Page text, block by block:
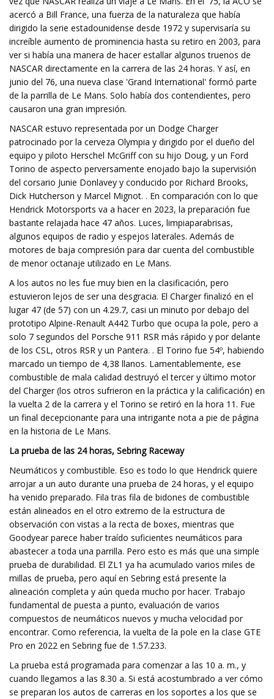
acercó a Bill France, una fuerza de la naturaleza que había
dirigido la serie estadounidense desde 1972 y supervisaría su
increíble aumento de prominencia hasta su retiro en 2003, para
ver si había una manera de hacer estallar algunos truenos de
NASCAR directamente en la carrera de las 24 horas. Y así, en
junio del 76, una nueva clase 'Grand International' formó parte
de la parrilla de Le Mans. Solo había dos contendientes, pero
causaron una gran impresión.
NASCAR estuvo representada por un Dodge Charger
patrocinado por la cerveza Olympia y dirigido por el dueño del
equipo y piloto Herschel McGriff con su hijo Doug, y un Ford
Torino de aspecto perversamente enojado bajo la supervisión
del corsario Junie Donlavey y conducido por Richard Brooks,
Dick Hutcherson y Marcel Mignot. . En comparación con lo que
Hendrick Motorsports va a hacer en 2023, la preparación fue
bastante relajada hace 47 años. Luces, limpiaparabrisas,
algunos equipos de radio y espejos laterales. Además de
motores de baja compresión para dar cuenta del combustible
de menor octanaje utilizado en Le Mans.
A los autos no les fue muy bien en la clasificación, pero
estuvieron lejos de ser una desgracia. El Charger finalizó en el
lugar 47 (de 57) con un 4.29.7, casi un minuto por debajo del
prototipo Alpine-Renault A442 Turbo que ocupa la pole, pero a
solo 7 segundos del Porsche 911 RSR más rápido y por delante
de los CSL, otros RSR y un Pantera. . El Torino fue 54º, habiendo
marcado un tiempo de 4,38 llanos. Lamentablemente, ese
combustible de mala calidad destruyó el tercer y último motor
del Charger (los otros sufrieron en la práctica y la calificación) en
la vuelta 2 de la carrera y el Torino se retiró en la hora 11. Fue
un final decepcionante para una intrigante nota a pie de página
en la historia de Le Mans.
La prueba de las 24 horas, Sebring Raceway
Neumáticos y combustible. Eso es todo lo que Hendrick quiere
arrojar a un auto durante una prueba de 24 horas, y el equipo
ha venido preparado. Fila tras fila de bidones de combustible
están alineados en el otro extremo de la estructura de
observación con vistas a la recta de boxes, mientras que
Goodyear parece haber traído suficientes neumáticos para
abastecer a toda una parrilla. Pero esto es más que una simple
prueba de durabilidad. El ZL1 ya ha acumulado varios miles de
millas de prueba, pero aquí en Sebring está presente la
alineación completa y aún queda mucho por hacer. Trabajo
fundamental de puesta a punto, evaluación de varios
compuestos de neumáticos nuevos y mucha velocidad por
encontrar. Como referencia, la vuelta de la pole en la clase GTE
Pro en 2022 en Sebring fue de 1.57.233.
La prueba está programada para comenzar a las 10 a. m., y
cuando llegamos a las 8.30 a. Si está acostumbrado a ver cómo
se preparan los autos de carreras en los soportes a los que se